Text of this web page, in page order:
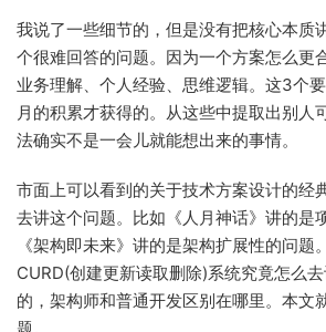
我说了一些细节的，但是没有把核心本质
个很难回答的问题。因为一个方案怎么更
业务理解、个人经验、思维逻辑。这3个
月的积累才获得的。从这些中提取出别人
法确实不是一会儿就能想出来的事情。
市面上可以看到的关于技术方案设计的经
去讲这个问题。比如《人月神话》讲的是
《架构即未来》讲的是架构扩展性的问题
CURD(创建更新读取删除)系统究竟怎么
的，架构师和普通开发区别在哪里。本文